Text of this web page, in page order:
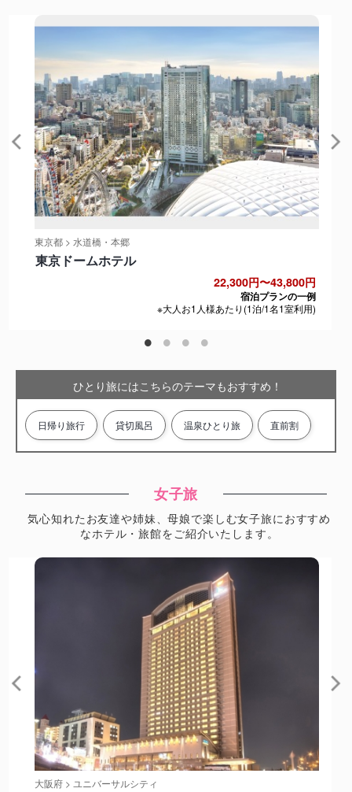
東京都 > 水道橋・本郷
東京ドームホテル
22,300円〜43,800円
宿泊プランの一例
※大人お1人様あたり(1泊/1名1室利用)
ひとり旅にはこちらのテーマもおすすめ！
日帰り旅行 貸切風呂 温泉ひとり旅 直前割
女子旅
気心知れたお友達や姉妹、母娘で楽しむ女子旅におすすめ
なホテル・旅館をご紹介いたします。
大阪府 > ユニバーサルシティ